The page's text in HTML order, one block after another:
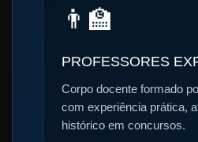
👨‍🏫
PROFESSORES
Corpo docente formado
com experiência prática,
histórico em concursos.